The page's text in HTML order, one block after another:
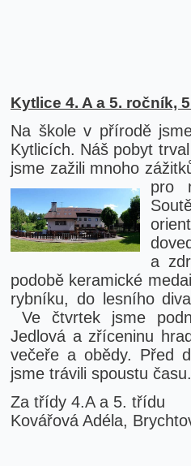
Kytlice 4. A a 5. ročník,
Na škole v přírodě
Kytlicích. Náš pobyt
jsme zažili mnoho
pro
a
podobě keramické
rybníku, do lesního
Ve čtvrtek jsme
Jedlová a zříceninu
večeře a obědy. Před
jsme trávili spoustu
Za třídy 4.A a 5. třídu
Kovářová Adéla,